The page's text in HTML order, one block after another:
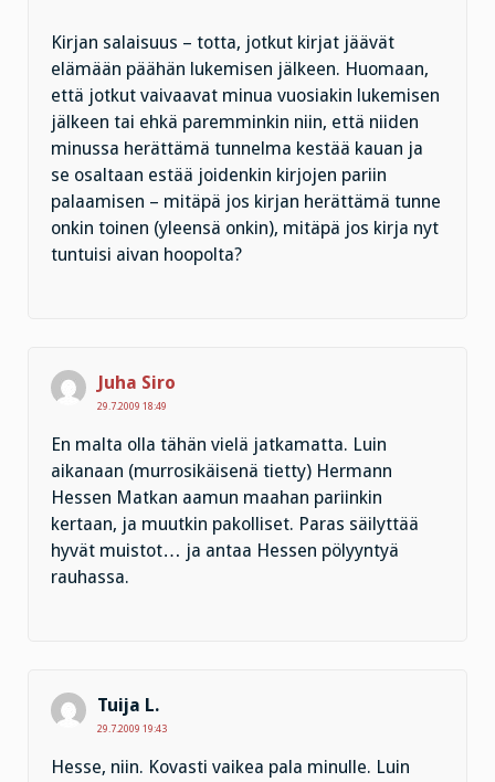
Kirjan salaisuus – totta, jotkut kirjat jäävät
elämään päähän lukemisen jälkeen. Huomaan,
että jotkut vaivaavat minua vuosiakin lukemisen
jälkeen tai ehkä paremminkin niin, että niiden
minussa herättämä tunnelma kestää kauan ja
se osaltaan estää joidenkin kirjojen pariin
palaamisen – mitäpä jos kirjan herättämä tunne
onkin toinen (yleensä onkin), mitäpä jos kirja nyt
tuntuisi aivan hoopolta?
Juha Siro
29.7.2009 18:49
En malta olla tähän vielä jatkamatta. Luin
aikanaan (murrosikäisenä tietty) Hermann
Hessen Matkan aamun maahan pariinkin
kertaan, ja muutkin pakolliset. Paras säilyttää
hyvät muistot… ja antaa Hessen pölyyntyä
rauhassa.
Tuija L.
29.7.2009 19:43
Hesse, niin. Kovasti vaikea pala minulle. Luin